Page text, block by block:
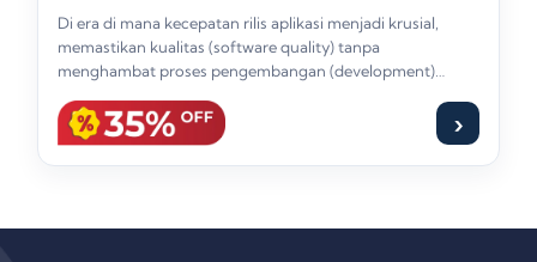
Di era di mana kecepatan rilis aplikasi menjadi krusial,
memastikan kualitas (software quality) tanpa
menghambat proses pengembangan (development)
›